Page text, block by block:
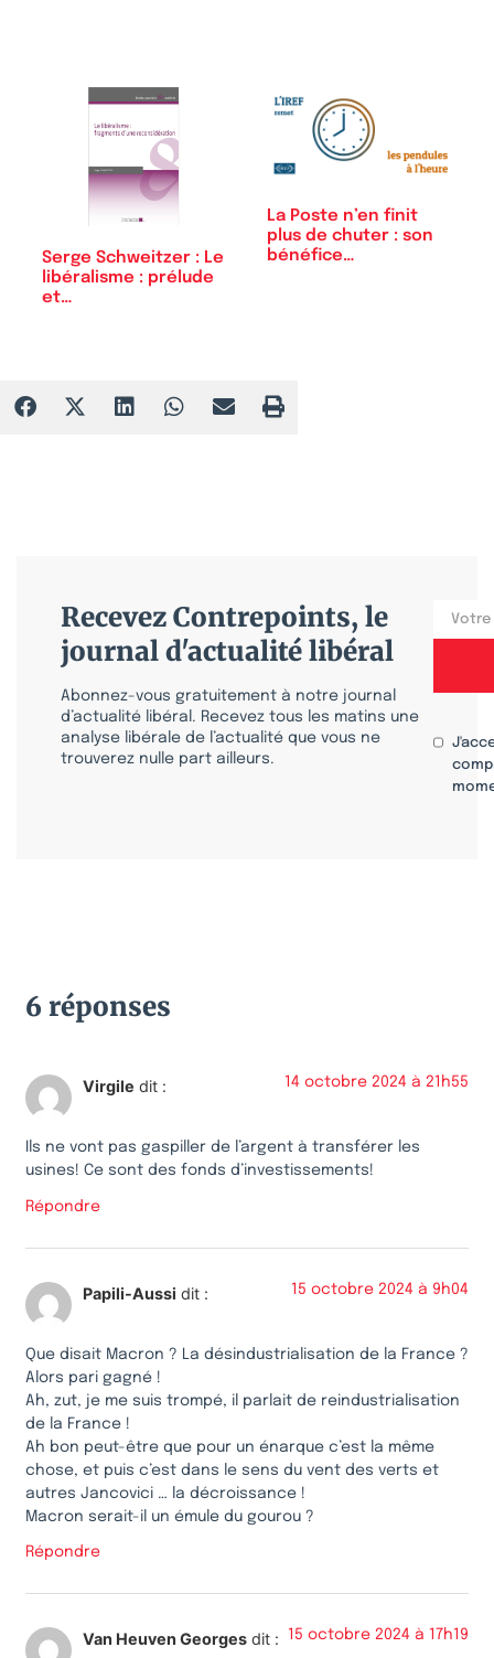
Serge Schweitzer : Le
libéralisme : prélude
et…
La Poste n’en finit
plus de chuter : son
bénéfice…
Recevez Contrepoints, le
journal d'actualité libéral
Abonnez-vous gratuitement à notre journal
d’actualité libéral. Recevez tous les matins une
analyse libérale de l’actualité que vous ne
trouverez nulle part ailleurs.
6 réponses
Virgile dit : 14 octobre 2024 à 21h55
Ils ne vont pas gaspiller de l’argent à transférer les
usines! Ce sont des fonds d’investissements!
Répondre
Papili-Aussi dit : 15 octobre 2024 à 9h04
Que disait Macron ? La désindustrialisation de la France ?
Alors pari gagné !
Ah, zut, je me suis trompé, il parlait de reindustrialisation
de la France !
Ah bon peut-être que pour un énarque c’est la même
chose, et puis c’est dans le sens du vent des verts et
autres Jancovici … la décroissance !
Macron serait-il un émule du gourou ?
Répondre
Van Heuven Georges dit : 15 octobre 2024 à 17h19